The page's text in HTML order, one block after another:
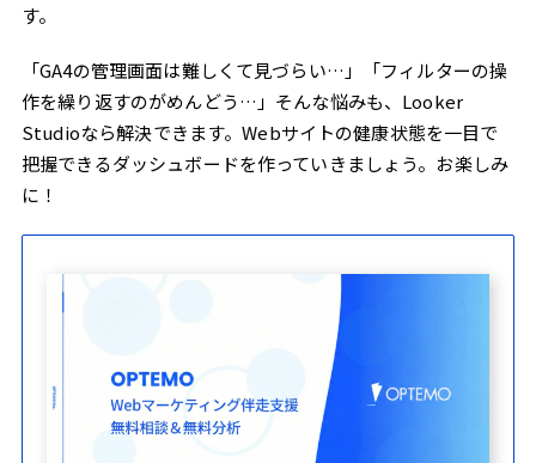
す。
「GA4の管理画面は難しくて見づらい…」「フィルターの操
作を繰り返すのがめんどう…」そんな悩みも、Looker
Studioなら解決できます。Webサイトの健康状態を一目で
把握できるダッシュボードを作っていきましょう。お楽しみ
に！